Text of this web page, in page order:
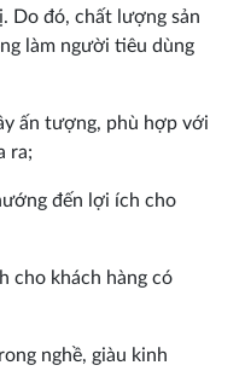
Do đó, chất lượng sản
làm người tiêu dùng
ấn tượng, phù hợp với
ra;
đến lợi ích cho
cho khách hàng có
nghề, giàu kinh